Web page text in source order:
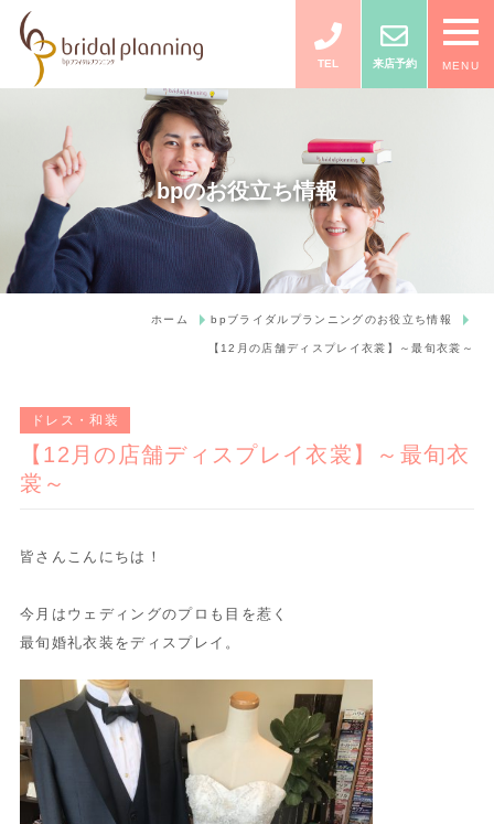
TEL 来店予約 MENU
bpのお役立ち情報
ホーム bpブライダルプランニングのお役立ち情報
【12月の店舗ディスプレイ衣裳】～最旬衣裳～
ドレス・和装
【12月の店舗ディスプレイ衣裳】～最旬衣
裳～
皆さんこんにちは！
今月はウェディングのプロも目を惹く
最旬婚礼衣装をディスプレイ。